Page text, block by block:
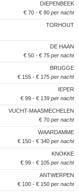
DIEPENBEEK
€ 70 - € 80 per nacht
TORHOUT
DE HAAN
€ 50 - € 75 per nacht
BRUGGE
€ 155 - € 175 per nacht
IEPER
€ 99 - € 139 per nacht
VUCHT-MAASMECHELEN
€ 70 per nacht
WAARDAMME
€ 150 - € 340 per nacht
KNOKKE
€ 99 - € 105 per nacht
ANTWERPEN
€ 100 - € 150 per nacht